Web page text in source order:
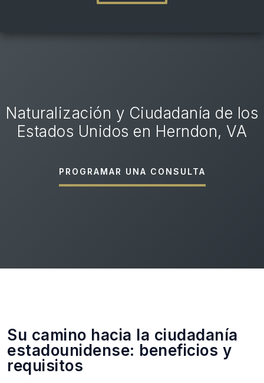
Naturalización y Ciudadanía de los
Estados Unidos en Herndon, VA
PROGRAMAR UNA CONSULTA
Su camino hacia la ciudadanía
estadounidense: beneficios y
requisitos